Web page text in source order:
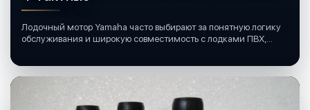
Лодочный мотор Yamaha часто выбирают за понятную логику
обслуживания и широкую совместимость с лодками ПВХ,